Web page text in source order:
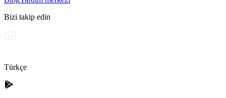
Bizi takip edin
Türkçe